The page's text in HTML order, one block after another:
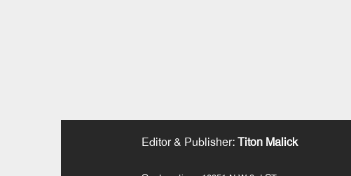
Editor & Publisher:Titon Malick